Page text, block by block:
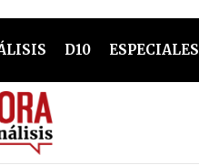
D10 ESPECIALES